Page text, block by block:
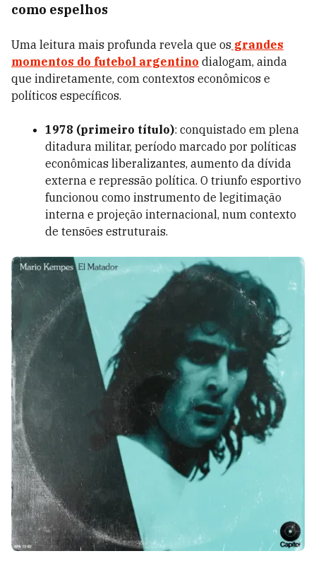
como espelhos
Uma leitura mais profunda revela que os grandes
momentos do futebol argentino dialogam, ainda
que indiretamente, com contextos econômicos e
políticos específicos.
1978 (primeiro título): conquistado em plena
ditadura militar, período marcado por políticas
econômicas liberalizantes, aumento da dívida
externa e repressão política. O triunfo esportivo
funcionou como instrumento de legitimação
interna e projeção internacional, num contexto
de tensões estruturais.